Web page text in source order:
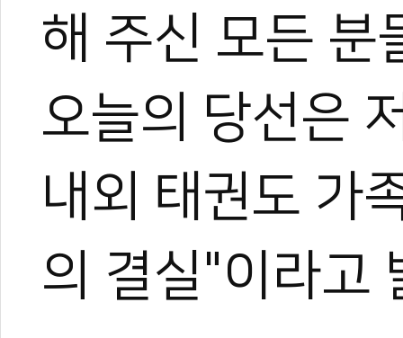
해 주신 모든 분
오늘의 당선은
내외 태권도 가
의 결실"이라고